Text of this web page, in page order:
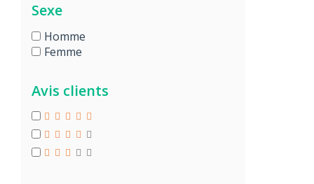
Sexe
Homme
Femme
Avis clients